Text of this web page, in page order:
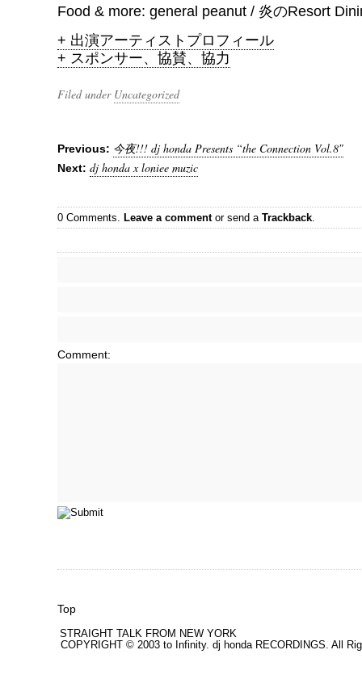
Food & more: general peanut / 炎のResort
+ 出演アーティストプロフィール
+ スポンサー、協賛、協力
Filed under Uncategorized
Previous: 今夜!!! dj honda Presents “the Connection Vol.8″
Next: dj honda x loniee muzic
0 Comments. Leave a commentor send a Trackback.
Comment:
Top
STRAIGHT TALK FROM NEW YORK
COPYRIGHT © 2003 to Infinity. dj honda RECORDINGS. All